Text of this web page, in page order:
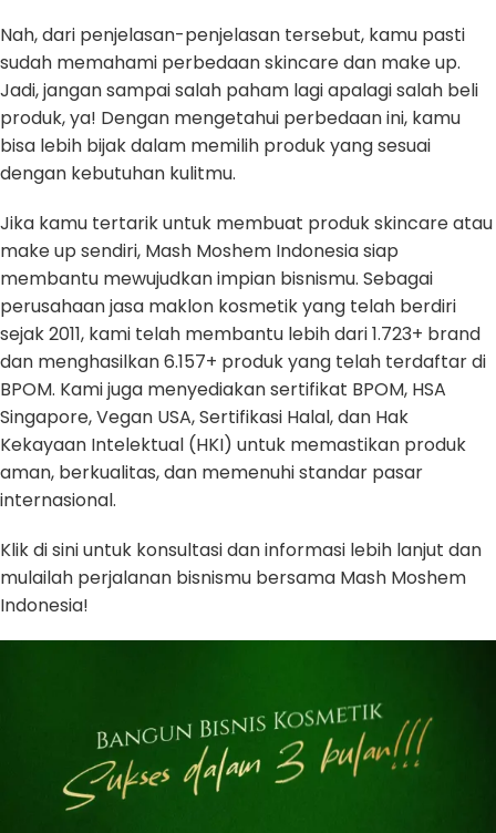
Nah, dari penjelasan-penjelasan tersebut, kamu pasti
sudah memahami perbedaan skincare dan make up.
Jadi, jangan sampai salah paham lagi apalagi salah beli
produk, ya! Dengan mengetahui perbedaan ini, kamu
bisa lebih bijak dalam memilih produk yang sesuai
dengan kebutuhan kulitmu.
Jika kamu tertarik untuk membuat produk skincare atau
make up sendiri, Mash Moshem Indonesia siap
membantu mewujudkan impian bisnismu. Sebagai
perusahaan jasa maklon kosmetik yang telah berdiri
sejak 2011, kami telah membantu lebih dari 1.723+ brand
dan menghasilkan 6.157+ produk yang telah terdaftar di
BPOM. Kami juga menyediakan sertifikat BPOM, HSA
Singapore, Vegan USA, Sertifikasi Halal, dan Hak
Kekayaan Intelektual (HKI) untuk memastikan produk
aman, berkualitas, dan memenuhi standar pasar
internasional.
Klik di sini untuk konsultasi dan informasi lebih lanjut dan
mulailah perjalanan bisnismu bersama Mash Moshem
Indonesia!